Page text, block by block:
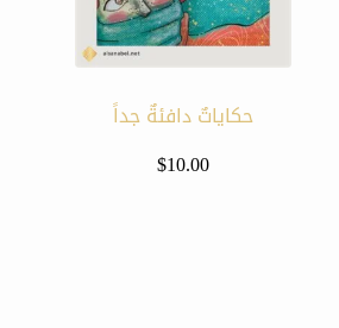
حكاياتٌ دافئةٌ جداً
$10.00